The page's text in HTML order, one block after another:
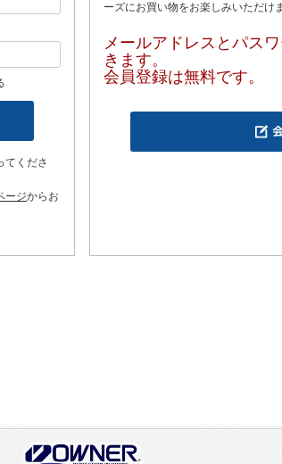
てくださ
ージからお
ーズにお買い物をお楽しみいただけ
メールアドレスとパス
きます。
会員登録は無料です。